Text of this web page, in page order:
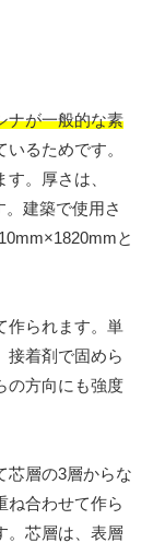
ナが一般的な素
るためです。
。厚さは、
建築で使用さ
と
作られます。単
接着剤で固めら
の方向にも強度
芯層の3層からな
ね合わせて作ら
。芯層は、表層